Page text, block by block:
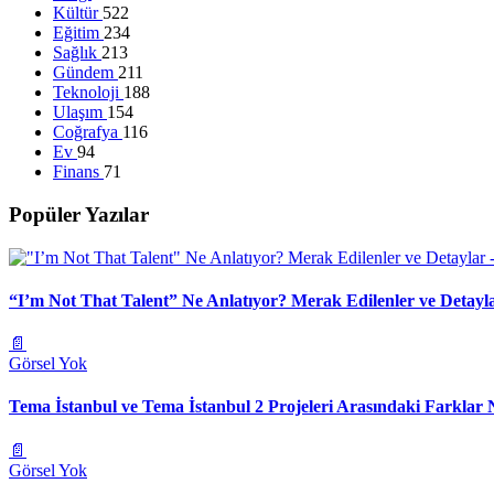
Kültür 522
Eğitim 234
Sağlık 213
Gündem 211
Teknoloji 188
Ulaşım 154
Coğrafya 116
Ev 94
Finans 71
Popüler Yazılar
“I’m Not That Talent” Ne Anlatıyor? Merak Edilenler ve
📄
Görsel Yok
Tema İstanbul ve Tema İstanbul 2 Projeleri Arasındaki Farklar
📄
Görsel Yok